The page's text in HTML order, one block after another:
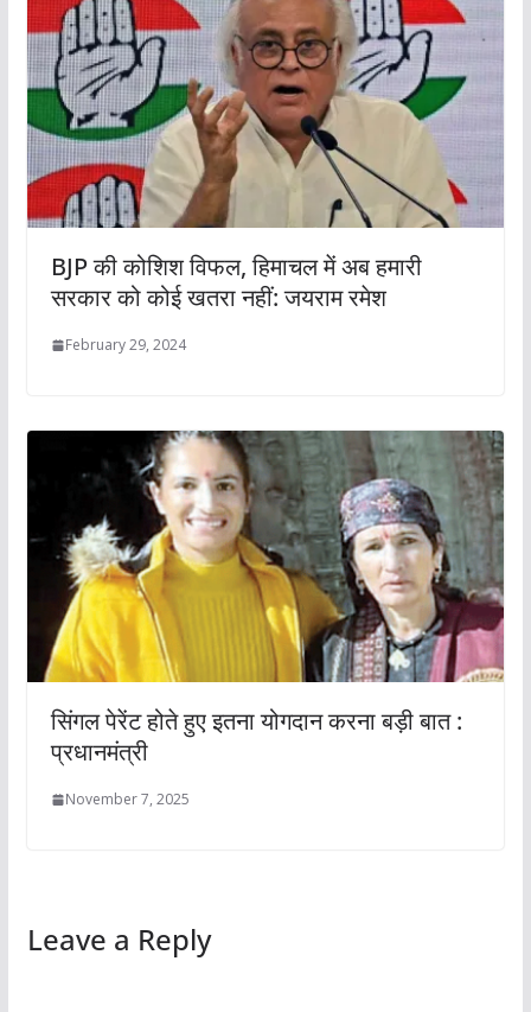
BJP की कोशिश विफल, हिमाचल में अब हमारी
सरकार को कोई खतरा नहीं: जयराम रमेश
February 29, 2024
सिंगल पेरेंट होते हुए इतना योगदान करना बड़ी बात :
प्रधानमंत्री
November 7, 2025
Leave a Reply